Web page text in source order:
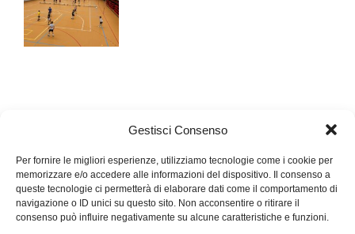
Gestisci Consenso
Per fornire le migliori esperienze, utilizziamo tecnologie come i cookie per
memorizzare e/o accedere alle informazioni del dispositivo. Il consenso a
queste tecnologie ci permetterà di elaborare dati come il comportamento di
navigazione o ID unici su questo sito. Non acconsentire o ritirare il
consenso può influire negativamente su alcune caratteristiche e funzioni.
autonomia quotidiana e ogni scelta, anche imperfetta, insegna
qualcosa.
sogno d’amore. L’innamoramento si contraddistigue da altri
incomparabile, insostituibile. Sarà poi il tempo a relativizzare lo
slancio iniziale ma viverlo ci fa sentire capaci di scrivere, per
quanto possibile, la nostra storia. In ogni caso tieni conto che
le scelte non sono mai gratuite: comportano la perdita di altre